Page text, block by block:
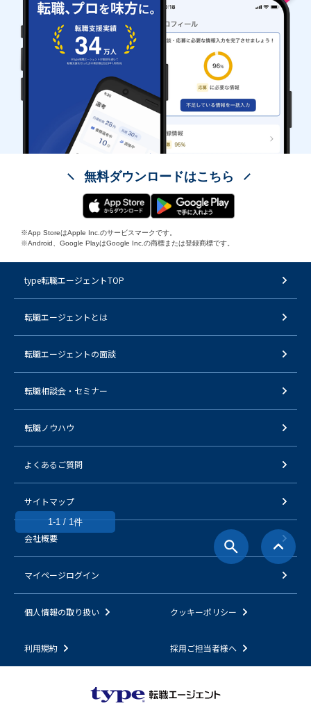
1-1 / 1件
無料ダウンロードはこちら
※App StoreはApple Inc.のサービスマークです。
※Android、Google PlayはGoogle Inc.の商標または登録商標です。
type転職エージェントTOP
転職エージェントとは
転職エージェントの面談
転職相談会・セミナー
転職ノウハウ
よくあるご質問
サイトマップ
会社概要
マイページログイン
個人情報の取り扱い クッキーポリシー
利用規約 採用ご担当者様へ